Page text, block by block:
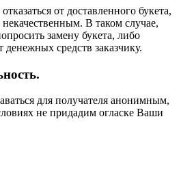
от доставленного букета,
некачественным. В таком случае,
замену букета, либо
денежных средств заказчику.
для получателя анонимным,
не придадим огласке Ваши